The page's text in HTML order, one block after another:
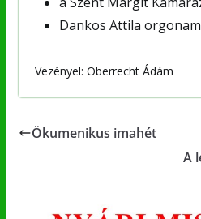
Dankos Attila
Vezényel: Oberrecht Ádám
Ökumenikus imahét
A